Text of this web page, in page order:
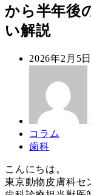
から半年後
い解説
投
2026年2月5日
カ
テ
リ
ー
コラム
カ
ゴ
リ
歯科
こんにちは。
東京動物皮膚科セ